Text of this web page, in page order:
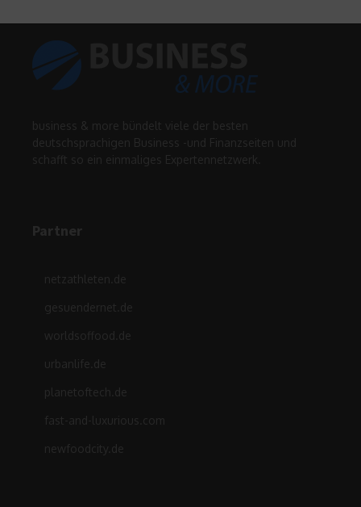
business & more bündelt viele der besten
deutschsprachigen Business -und Finanzseiten und
schafft so ein einmaliges Expertennetzwerk.
Partner
netzathleten.de
gesuendernet.de
worldsoffood.de
urbanlife.de
planetoftech.de
fast-and-luxurious.com
newfoodcity.de